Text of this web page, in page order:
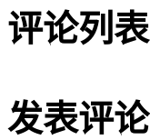
评论列表
发表评论